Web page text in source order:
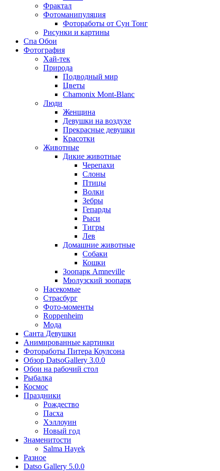
Фрактал
Фотоманипуляция
Фотоработы от Сун Тонг
Рисунки и картины
Спа Обои
Фотография
Хай-тек
Природа
Подводный мир
Цветы
Chamonix Mont-Blanc
Люди
Женщина
Девушки на воздухе
Прекрасные девушки
Красотки
Животные
Дикие животные
Черепахи
Слоны
Птицы
Волки
Зебры
Гепарды
Рыси
Тигры
Лев
Домашние животные
Собаки
Кошки
Зоопарк Amneville
Мюлузский зоопарк
Насекомые
Страсбург
Фото-моменты
Roppenheim
Мода
Санта Девушки
Aнимированные картинки
Фотоработы Питера Коулсона
Обзор DatsoGallery 3.0.0
Обои на рабочий стол
Рыбалка
Космос
Праздники
Рождество
Пасха
Хэллоуин
Новый год
Знаменитости
Salma Hayek
Разное
Datso Gallery 5.0.0